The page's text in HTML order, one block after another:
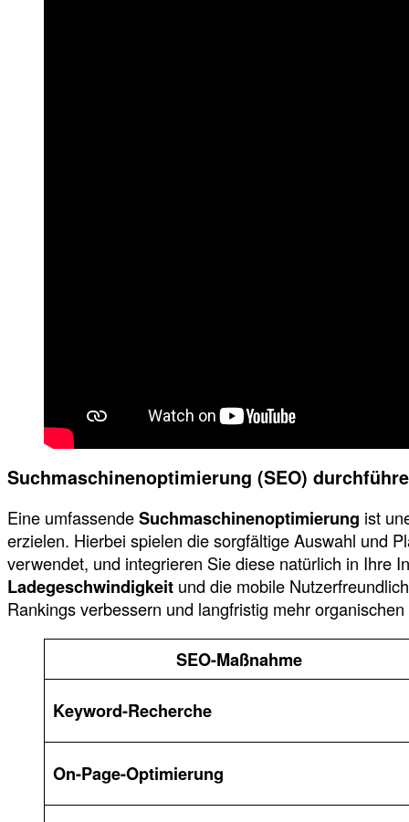
Suchmaschinenoptimierung (SEO)
Eine umfassendeSuchmaschinenoptimierung ist
erzielen. Hierbei spielen die sorgfältige Auswahl und
verwendet, und integrieren Sie diese natürlich in Ihre
Ladegeschwindigkeit und die mobile
Rankings verbessern und langfristig mehr
SEO-Maßnahme
Keyword-Recherche
On-Page-Optimierung